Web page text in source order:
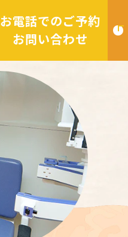
お電話でのご予約
お問い合わせ